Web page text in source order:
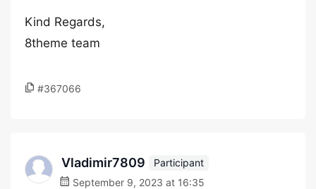
Kind Regards,
8theme team
#367066
Vladimir7809
Participant
September 9, 2023 at 16:35